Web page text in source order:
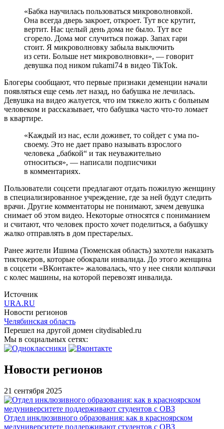
«Бабка научилась пользоваться микроволновкой.
Она всегда дверь закроет, откроет. Тут все крутит,
вертит. Нас целый день дома не было. Тут все
сгорело. Дома мог случиться пожар. Запах гари
стоит. Я микроволновку забыла выключить
из сети. Больше нет микроволновки», — говорит
девушка под ником rukami74 в видео TikTok.
Блогеры сообщают, что первые признаки деменции начали
появляться еще семь лет назад, но бабушка не лечилась.
Девушка на видео жалуется, что им тяжело жить с больным
человеком и рассказывает, что бабушка часто что-то ломает
в квартире.
«Каждый из нас, если доживет, то сойдет с ума по-
своему. Это не дает право называть взрослого
человека „бабкой“ и так неуважительно
относиться», — написали подписчики
в комментариях.
Пользователи соцсети предлагают отдать пожилую женщину
в специализированное учреждение, где за ней будут следить
врачи. Другие комментаторы не понимают, зачем девушка
снимает об этом видео. Некоторые относятся с пониманием
и считают, что человек просто хочет поделиться, а бабушку
жалко отправлять в дом престарелых.
Ранее жители Ишима (Тюменская область) захотели наказать
тиктокеров, которые обокрали инвалида. До этого женщина
в соцсети «ВКонтакте» жаловалась, что у нее сняли колпачки
с колес машины, на которой перевозят инвалида.
Источник
URA.RU
Новости регионов
Челябинская область
Перешел на другой домен citydisabled.ru
Мы в социальных сетях:
Новости регионов
21 сентября 2025
Отдел инклюзивного образования: как в красноярском
медуниверситете поддерживают студентов с ОВЗ